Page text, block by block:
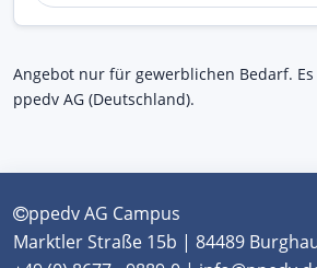
Angebot nur für gewerblichen Bedarf.
ppedv AG (Deutschland).
ppedv AG Campus
Marktler Straße 15b | 84489